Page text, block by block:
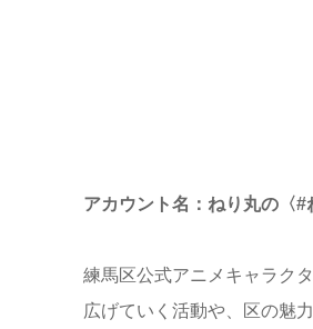
アカウント名：ねり丸の〈
練馬区公式アニメキャラク
広げていく活動や、区の魅